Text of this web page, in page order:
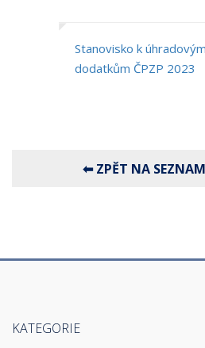
Stanovisko k úhradovým
dodatkům ČPZP 2023
KATEGORIE